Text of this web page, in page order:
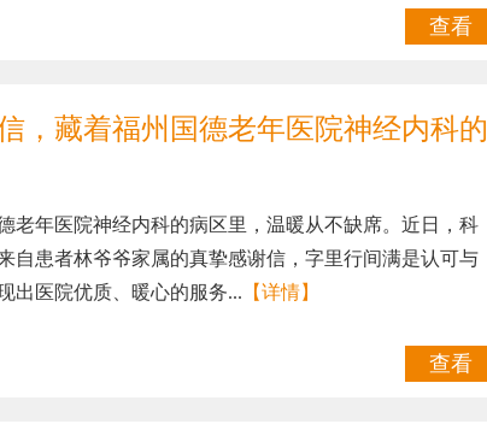
查看
，藏着福州国德老年医院神经内科的
年医院神经内科的病区里，温暖从不缺席。近日，科
自患者林爷爷家属的真挚感谢信，字里行间满是认可与
出医院优质、暖心的服务... 【详情】
查看